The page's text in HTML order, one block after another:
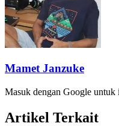
Mamet Janzuke
Masuk dengan Google untuk
Artikel Terkait